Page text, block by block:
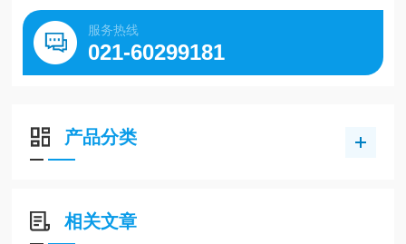
服务热线
021-60299181
产品分类
相关文章